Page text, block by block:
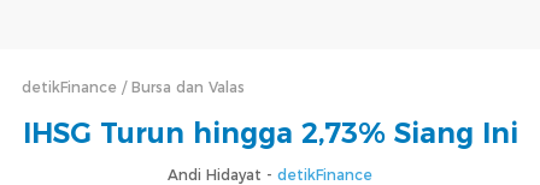
detikFinance Bursa dan Valas
IHSG Turun hingga 2,73% Siang Ini
Andi Hidayat - detikFinance